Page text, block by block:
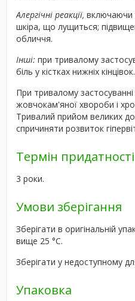
Алергічні реакції, включаючи
шкіра, що лущиться;
обличчя.
Інші: при тривалому
біль у кістках нижніх кінцівок.
При тривалому
жовчокам'яної хвороби і
Тривалий прийом великих
спричиняти розвиток
Термін придатності
3 роки.
Умови зберігання
Зберігати в оригінальній
вище 25 °C.
Зберігати у недоступному
Упаковка